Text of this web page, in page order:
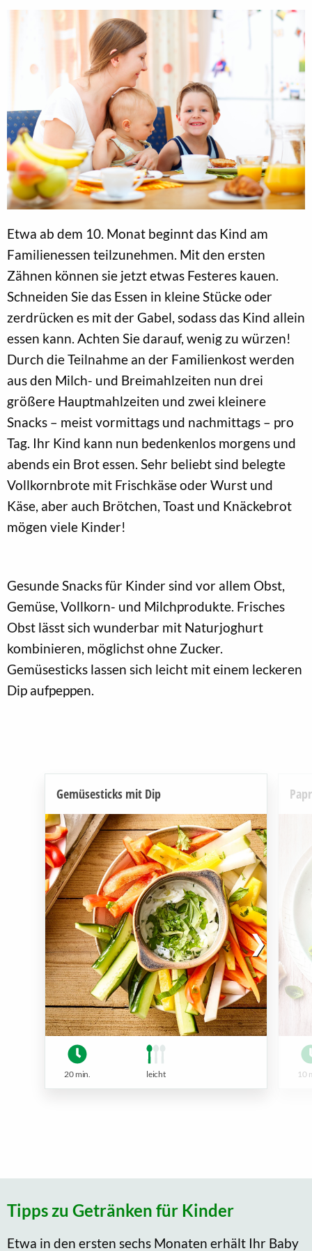
Etwa ab dem 10. Monat beginnt das Kind am
Familienessen teilzunehmen. Mit den ersten
Zähnen können sie jetzt etwas Festeres kauen.
Schneiden Sie das Essen in kleine Stücke oder
zerdrücken es mit der Gabel, sodass das Kind allein
essen kann. Achten Sie darauf, wenig zu würzen!
Durch die Teilnahme an der Familienkost werden
aus den Milch- und Breimahlzeiten nun drei
größere Hauptmahlzeiten und zwei kleinere
Snacks – meist vormittags und nachmittags – pro
Tag. Ihr Kind kann nun bedenkenlos morgens und
abends ein Brot essen. Sehr beliebt sind belegte
Vollkornbrote mit Frischkäse oder Wurst und
Käse, aber auch Brötchen, Toast und Knäckebrot
mögen viele Kinder!
Gesunde Snacks für Kinder sind vor allem Obst,
Gemüse, Vollkorn- und Milchprodukte. Frisches
Obst lässt sich wunderbar mit Naturjoghurt
kombinieren, möglichst ohne Zucker.
Gemüsesticks lassen sich leicht mit einem leckeren
Dip aufpeppen.
Gemüsesticks mit Dip
20 min. leicht 10
Tipps zu Getränken für Kinder
Etwa in den ersten sechs Monaten erhält Ihr Baby